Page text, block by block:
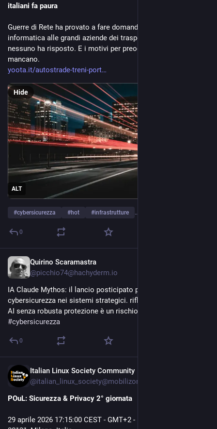
italiani fa paura
Guerre di Rete ha provato a fare domande sulla sicurezza
informatica alle grandi aziende dei trasporti italiani. Quasi
nessuno ha risposto. E i motivi per preoccuparsi non
mancano.
yoota.it/autostrade-treni-port
ALT
Hide
#cybersicurezza #hot #infrastrutture …and 1 more
0
Quirino Scaramastra
@picchio74@hachyderm.io
IA Claude Mythos: il lancio posticipato per le falle di
cybersicurezza nei sistemi strategici. riflessione: investire in
AI senza robusta protezione è un rischio per tutti.
#cybersicurezza
0
Italian Linux Society Community
@italian_linux_society@mobilizon.it
POuL: Sicurezza & Privacy 2° giornata
29 aprile 2026 17:15:00 CEST - GMT+2 - Edificio 13 – Trifoglio,